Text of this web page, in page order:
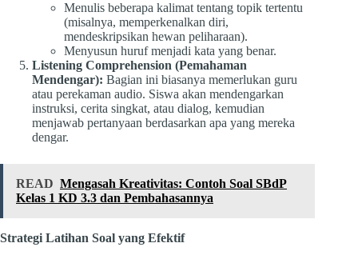
Menulis beberapa kalimat tentang topik tertentu
(misalnya, memperkenalkan diri,
mendeskripsikan hewan peliharaan).
Menyusun huruf menjadi kata yang benar.
Listening Comprehension (Pemahaman
Mendengar): Bagian ini biasanya memerlukan guru
atau perekaman audio. Siswa akan mendengarkan
instruksi, cerita singkat, atau dialog, kemudian
menjawab pertanyaan berdasarkan apa yang mereka
dengar.
READ Mengasah Kreativitas: Contoh Soal SBdP
Kelas 1 KD 3.3 dan Pembahasannya
Strategi Latihan Soal yang Efektif